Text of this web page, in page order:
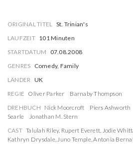
ORIGINAL TITEL St. Trinian's
LAUFZEIT 101 Minuten
STARTDATUM
07.08.2008
GENRES Comedy, Family
LÄNDER UK
REGIE Oliver Parker
Barnaby Thompson
DREHBUCH Nick Moorcroft Piers Ashworth
Searle
Jonathan M. Stern
CAST Talulah Riley, Rupert Everett, Jodie
Kathryn Drysdale,Juno Temple,Antonia